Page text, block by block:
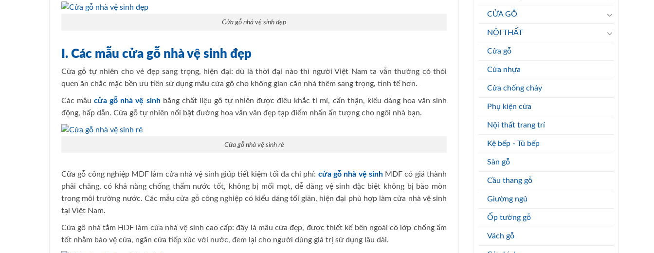
Cửa gỗ nhà vệ sinh đẹp
I. Các mẫu cửa gỗ nhà vệ sinh đẹp
Cửa gỗ tự nhiên cho vẻ đẹp sang trọng, hiện đại: dù là thời đại nào thì người Việt Nam ta vẫn thường có thói
quen ăn chắc mặc bền ưu tiên sử dụng mẫu cửa gỗ cho không gian căn nhà thêm sang trọng, tinh tế hơn.
Các mẫucửa gỗ nhà vệ sinhbằng chất liệu gỗ tự nhiên được điêu khắc tỉ mỉ, cẩn thận, kiểu dáng hoa văn sinh
động, hấp dẫn. Cửa gỗ tự nhiên nổi bật đường hoa văn vân đẹp tạp điểm nhấn ấn tượng cho ngôi nhà bạn.
Cửa gỗ nhà vệ sinh rẻ
Cửa gỗ công nghiệp MDF làm cửa nhà vệ sinh giúp tiết kiệm tối đa chi phí: cửa gỗ nhà vệ sinhMDF có giá thành
phải chăng, có khả năng chống thấm nước tốt, không bị mối mọt, dễ dàng vệ sinh đặc biệt không bị bào mòn
trong môi trường nước. Các mẫu cửa gỗ công nghiệp có kiểu dáng tối giản, hiện đại phù hợp làm cửa nhà vệ sinh
tại Việt Nam.
Cửa gỗ nhà tắm HDF làm cửa nhà vệ sinh cao cấp: đây là mẫu cửa đẹp, được thiết kế bên ngoài có lớp chống ẩm
tốt nhằm bảo vệ cửa, ngăn cửa tiếp xúc với nước, đem lại cho người dùng giá trị sử dụng lâu dài.
CỬA GỖ
NỘI THẤT
Cửa gỗ
Cửa nhựa
Cửa chống cháy
Phụ kiện cửa
Nội thất trang trí
Kệ bếp - Tủ bếp
Sàn gỗ
Cầu thang gỗ
Giường ngủ
Ốp tường gỗ
Vách gỗ